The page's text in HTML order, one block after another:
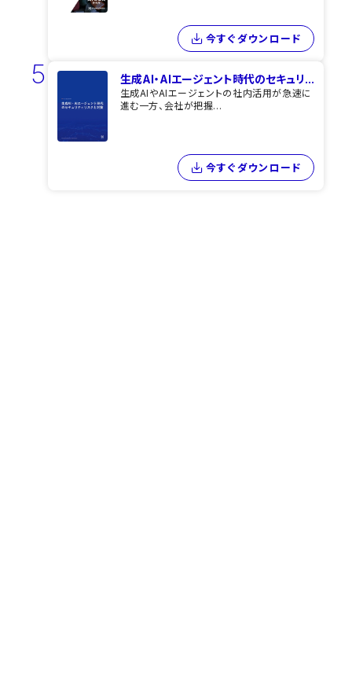
今すぐダウンロード
5 生成AI・AIエージェント時代のセキュリ...
生成AIやAIエージェントの社内活用が急速に
進む一方、会社が把握...
今すぐダウンロード